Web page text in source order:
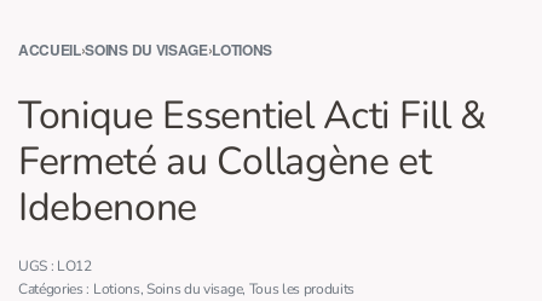
ACCUEIL›SOINS DU VISAGE›LOTIONS
Tonique Essentiel Acti Fill &
Fermeté au Collagène et
Idebenone
LO12
Catégories : Lotions,Soins du visage, Tous les produits